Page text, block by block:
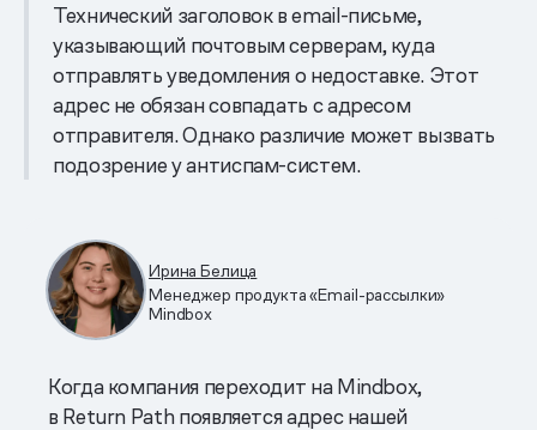
Технический заголовок в email-письме,
указывающий почтовым серверам, куда
отправлять уведомления о недоставке. Этот
адрес не обязан совпадать с адресом
отправителя. Однако различие может вызвать
подозрение у антиспам-систем.
Ирина Белица
Менеджер продукта «Email-рассылки»
Mindbox
Когда компания переходит на Mindbox,
в Return Path появляется адрес нашей